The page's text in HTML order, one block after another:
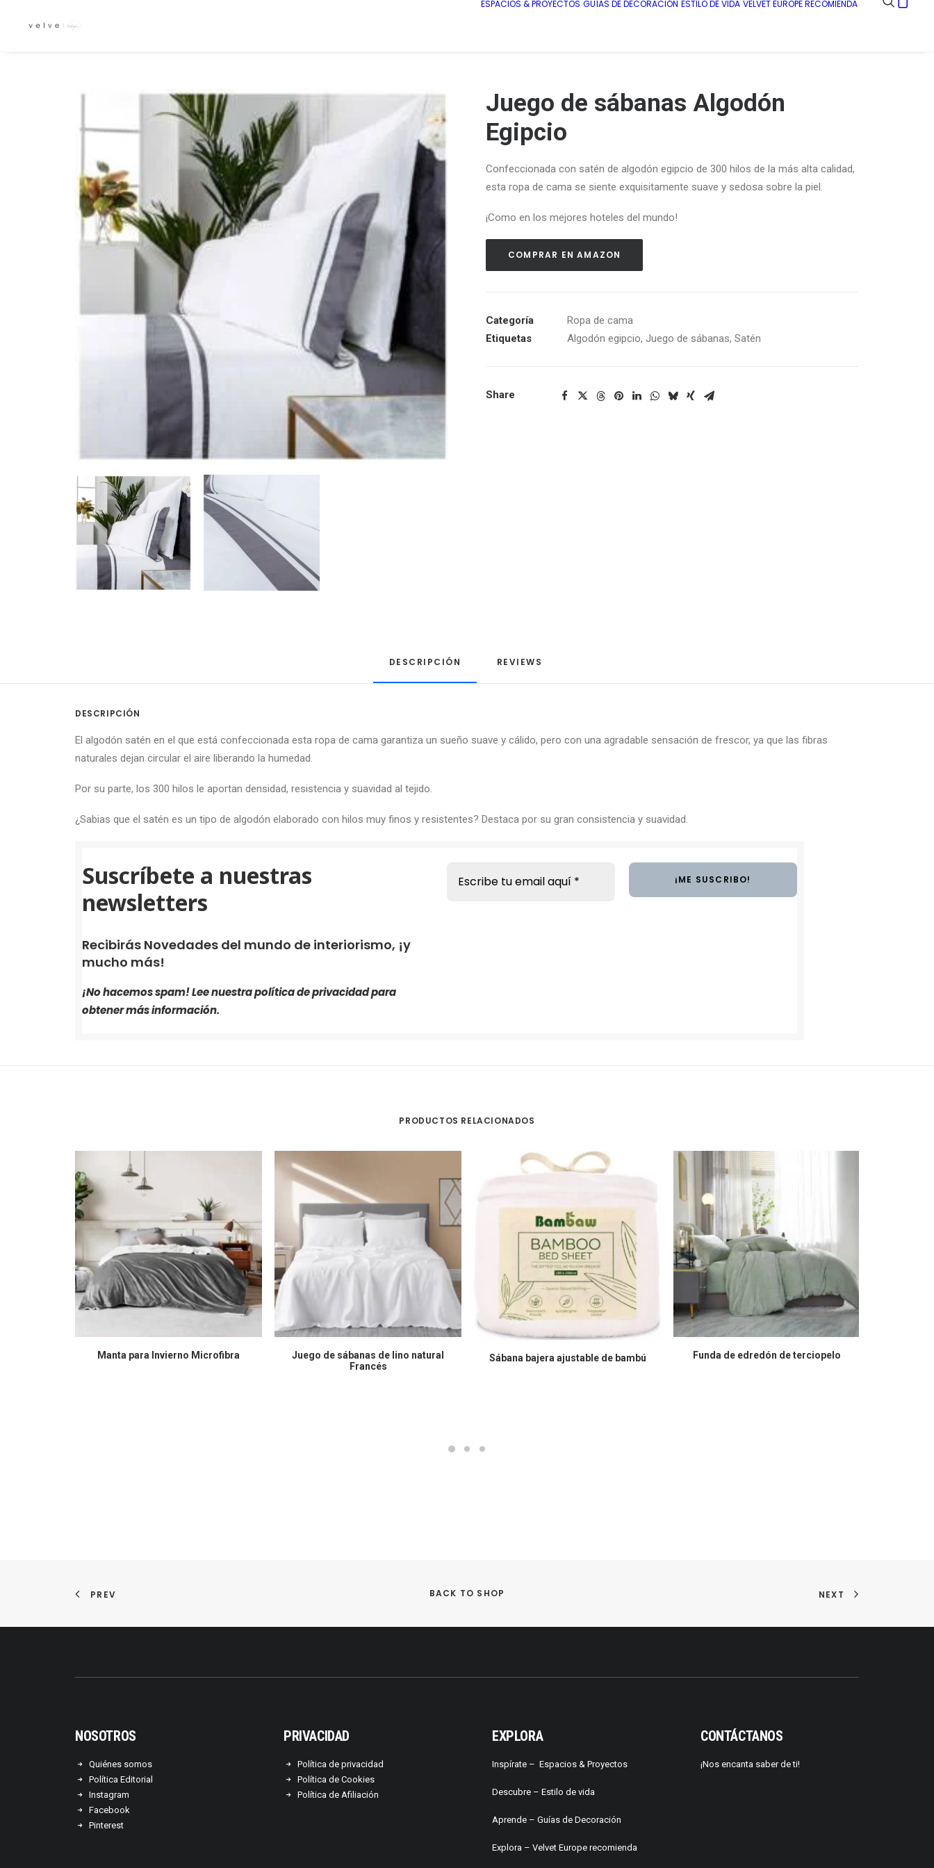
ESPACIOS & PROYECTOS GUÍAS DE DECORACIÓN ESTILO DE VIDA VELVET EUROPE RECOMIENDA
Juego de sábanas Algodón
Egipcio
Confeccionada con satén de algodón egipcio de 300 hilos de la más alta calidad,
esta ropa de cama se siente exquisitamente suave y sedosa sobre la piel.
¡Como en los mejores hoteles del mundo!
COMPRAR EN AMAZON
Categoría
Ropa de cama
Etiquetas
Algodón egipcio, Juego de sábanas, Satén
Share
DESCRIPCIÓN REVIEWS
DESCRIPCIÓN
El algodón satén en el que está confeccionada esta ropa de cama garantiza un sueño suave y cálido, pero con una agradable sensación de frescor, ya que las fibras
naturales dejan circular el aire liberando la humedad.
Por su parte, los 300 hilos le aportan densidad, resistencia y suavidad al tejido.
¿Sabias que el satén es un tipo de algodón elaborado con hilos muy finos y resistentes? Destaca por su gran consistencia y suavidad.
Suscríbete a nuestras
newsletters
Recibirás Novedades del mundo de interiorismo, ¡y
mucho más!
¡No hacemos spam! Lee nuestrapolítica de privacidadpara
obtener más información.
PRODUCTOS RELACIONADOS
COMPRAR EN AMAZON
Manta para Invierno Microfibra COMPRAR EN AMAZON
Juego de sábanas de lino natural
Francés
COMPRAR EN AMAZON
Sábana bajera ajustable de bambú
COMPRAR EN AMAZON
Funda de edredón de terciopelo
PREV BACK TO SHOP NEXT
NOSOTROS
Quiénes somos
Política Editorial
Instagram
Facebook
Pinterest
PRIVACIDAD
Política de privacidad
Política de Cookies
Política de Afiliación
EXPLORA
Inspírate – Espacios & Proyectos
Descubre – Estilo de vida
Aprende – Guías de Decoración
Explora – Velvet Europe recomienda
CONTÁCTANOS
¡Nos encanta saber de ti!